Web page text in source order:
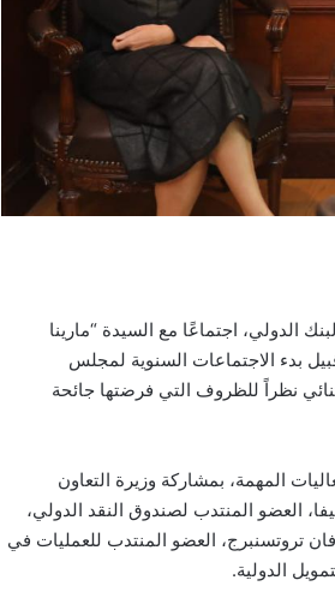
الدولي، اجتماعًا مع السيدة “مارينا
بدء الاجتماعات السنوية لمجلس
نظراً للظروف التي فرضتها جائحة
المهمة، بمشاركة وزيرة التعاون
العضو المنتدب لصندوق النقد الدولي،
تروتسنبرج، العضو المنتدب للعمليات في
الدولية.